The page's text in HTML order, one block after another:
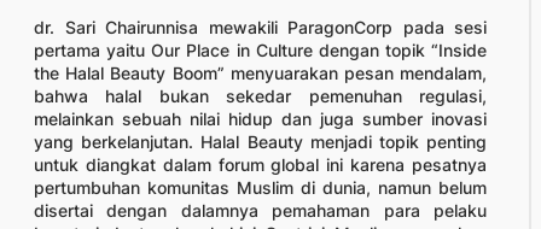
dr. Sari Chairunnisa mewakili ParagonCorp pada sesi
pertama yaitu Our Place in Culture dengan topik “Inside
the Halal Beauty Boom” menyuarakan pesan mendalam,
bahwa halal bukan sekedar pemenuhan regulasi,
melainkan sebuah nilai hidup dan juga sumber inovasi
yang berkelanjutan. Halal Beauty menjadi topik penting
untuk diangkat dalam forum global ini karena pesatnya
pertumbuhan komunitas Muslim di dunia, namun belum
disertai dengan dalamnya pemahaman para pelaku